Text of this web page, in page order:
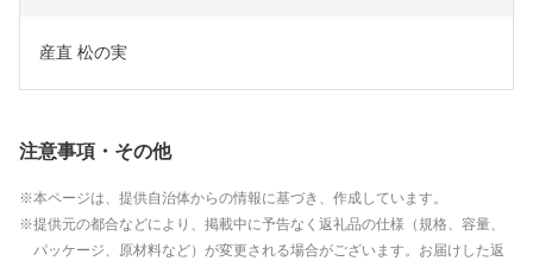
産直 松の実
注意事項・その他
本ページは、提供自治体からの情報に基づき、作成しています。
提供元の都合などにより、掲載中に予告なく返礼品の仕様（規格、容量、
パッケージ、原材料など）が変更される場合がございます。お届けした返